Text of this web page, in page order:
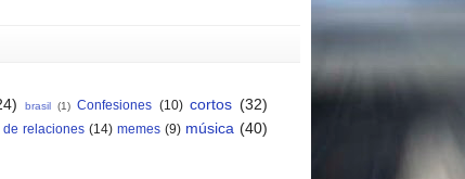
brasil (1) Confesiones (10) cortos (32)
relaciones (14) memes (9) música (40)